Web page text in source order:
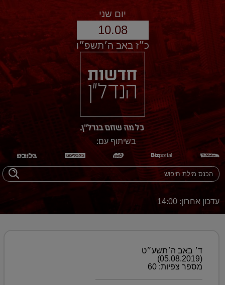
יום שני
10.08
כ״ז באב ה׳תשפ״ו
בשיתוף עם:
עדכון אחרון: 14:00
ד׳ באב ה׳תשע״ט
(05.08.2019)
מספר צפיות: 60